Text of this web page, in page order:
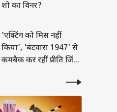
शो का विनर?
'एक्टिंग को मिस नहीं
किया', 'बंटवारा 1947' से
कमबैक कर रहीं प्रीति जिंटा,